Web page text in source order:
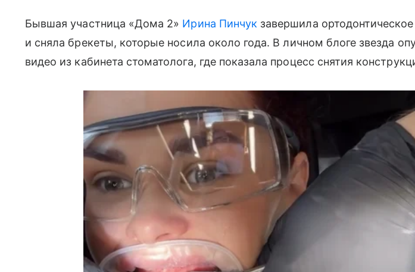
Бывшая участница «Дома 2» Ирина Пинчук завершила
и сняла брекеты, которые носила около года. В личном блоге звезда
видео из кабинета стоматолога, где показала процесс снятия